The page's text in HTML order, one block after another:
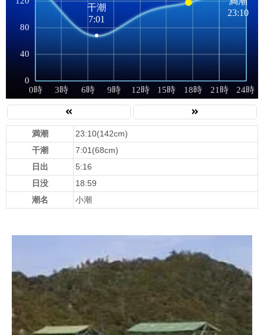
満潮
23:10(142cm)
干潮
7:01(68cm)
日出
5:16
日没
18:59
潮名
小潮